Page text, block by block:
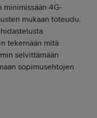
4G-
mukaan toteudu.
tekemään mitä
selvittämään
sopimusehtojen